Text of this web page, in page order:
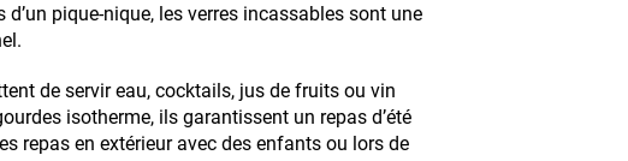
pique-nique, les verres incassables sont une
de servir eau, cocktails, jus de fruits ou vin
isotherme, ils garantissent un repas d’été
repas en extérieur avec des enfants ou lors de